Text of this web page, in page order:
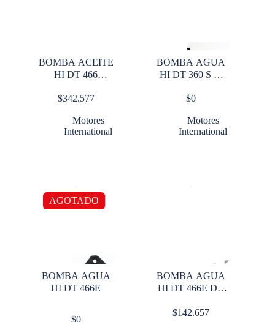
BOMBA ACEITE
HI DT 466
$342.577
Motores
International
BOMBA AGUA
HI DT 360 S M
$0
Motores
International
AGOTADO
BOMBA AGUA
HI DT 466E
$0
BOMBA AGUA
HI DT 466E DT
$142.657